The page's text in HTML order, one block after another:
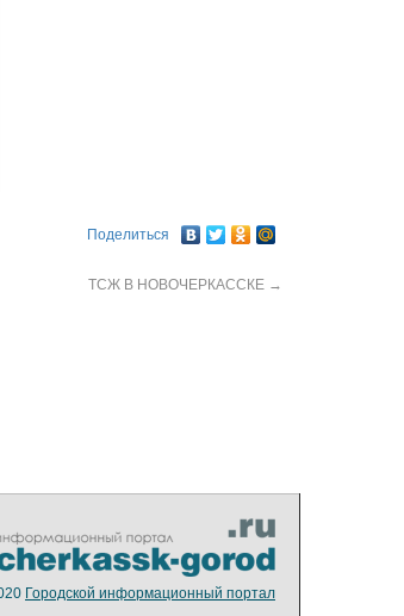
Поделиться
ТСЖ В НОВОЧЕРКАССКЕ →
Городской информационный портал